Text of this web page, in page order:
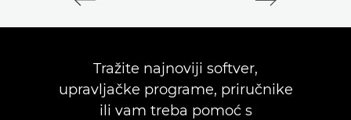
Tražite najnoviji softver,
upravljačke programe, priručnike
ili vam treba pomoć s